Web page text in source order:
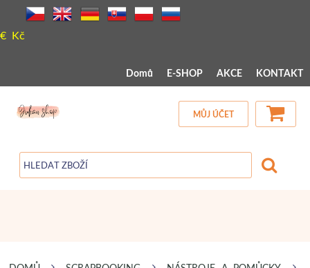
€ Kč
Domů E-SHOP AKCE KONTAKT
MŮJ ÚČET